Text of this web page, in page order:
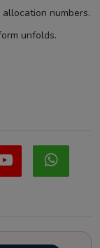
numbers.
unfolds.